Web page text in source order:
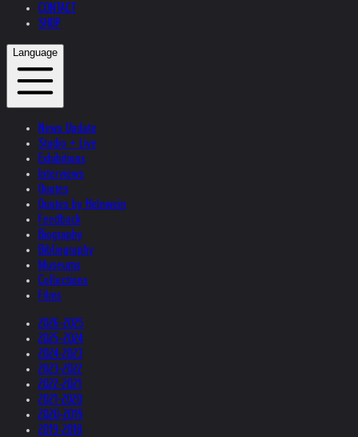
CONTACT
SHOP
Language
News Update
Studio + Live
Exhibitions
Interviews
Quotes
Quotes by Helnwein
Feedback
Biography
Bibliography
Museums
Collections
Films
2026-2025
2025-2024
2024-2023
2023-2022
2022-2021
2021-2020
2020-2019
2019-2018